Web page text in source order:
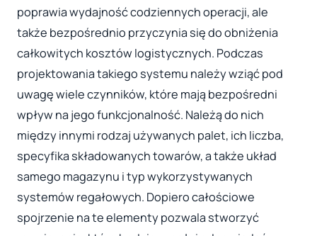
poprawia wydajność codziennych operacji, ale
także bezpośrednio przyczynia się do obniżenia
całkowitych kosztów logistycznych. Podczas
projektowania takiego systemu należy wziąć pod
uwagę wiele czynników, które mają bezpośredni
wpływ na jego funkcjonalność. Należą do nich
między innymi rodzaj używanych palet, ich liczba,
specyfika składowanych towarów, a także układ
samego magazynu i typ wykorzystywanych
systemów regałowych. Dopiero całościowe
spojrzenie na te elementy pozwala stworzyć